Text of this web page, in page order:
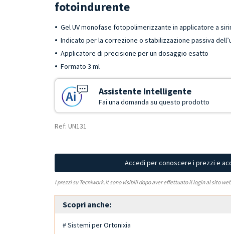
fotoindurente
Gel UV monofase fotopolimerizzante in applicatore a
Indicato per la correzione o stabilizzazione passiva
Applicatore di precisione per un dosaggio esatto
Formato 3 ml
Assistente Intelligente
Fai una domanda su questo prodotto
Ref: UN131
Accedi per conoscere i prezzi e
I prezzi su Tecniwork.it sono visibili dopo aver effettuato il login al sito
Scopri anche:
# Sistemi per Ortonixia